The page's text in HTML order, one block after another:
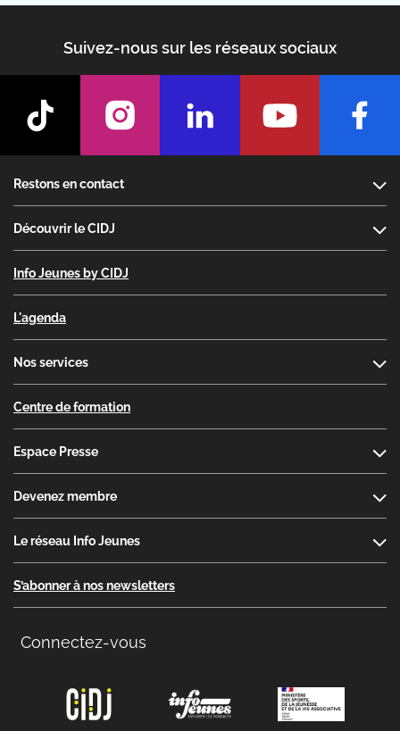
Suivez-nous sur les réseaux sociaux
Restons en contact
Découvrir le CIDJ
Info Jeunes by CIDJ
L'agenda
Nos services
Centre de formation
Espace Presse
Devenez membre
Le réseau Info Jeunes
S’abonner à nos newsletters
Connectez-vous